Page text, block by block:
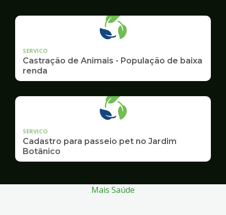
SERVICO
Castração de Animais - População de baixa
renda
SERVICO
Cadastro para passeio pet no Jardim
Botânico
Mais Saúde